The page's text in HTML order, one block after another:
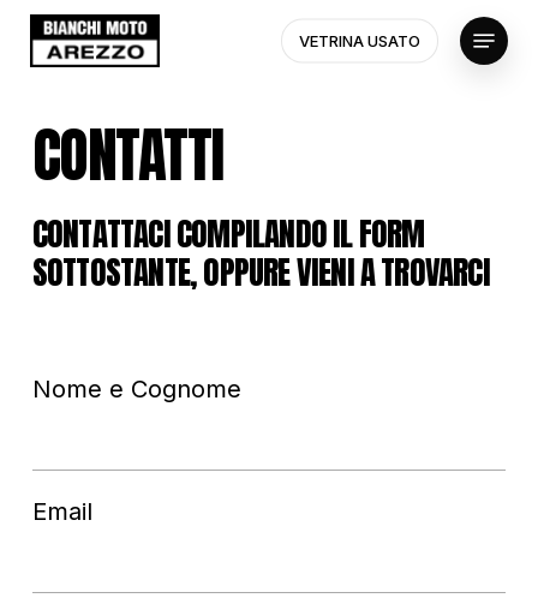
Skip
main
VETRINA USATO
Menu
CONTATTI
CONTATTACI COMPILANDO IL FORM
SOTTOSTANTE, OPPURE VIENI A TROVARCI
Nome e Cognome
Email
Close